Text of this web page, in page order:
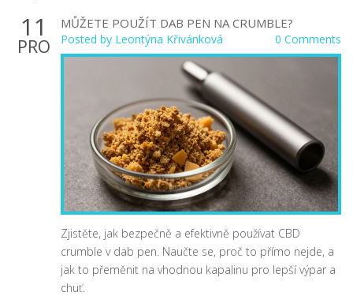
11
PRO
MŮŽETE POUŽÍT DAB PEN NA CRUMBLE?
Posted by Leontýna Křivánková 0 Comments
Zjistěte, jak bezpečně a efektivně používat CBD
crumble v dab pen. Naučte se, proč to přímo nejde, a
jak to přeměnit na vhodnou kapalinu pro lepší výpar a
chuť.